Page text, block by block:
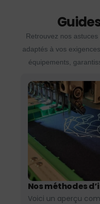
Retrouvez nos
adaptés à vos
équipements,
Nos méthodes
Voici un aperçu